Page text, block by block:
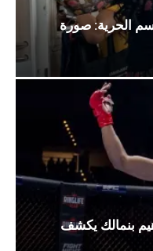
الحرية: صورة
بنمالك يكشف